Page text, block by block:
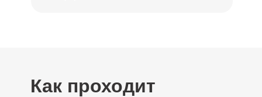
Как проходит